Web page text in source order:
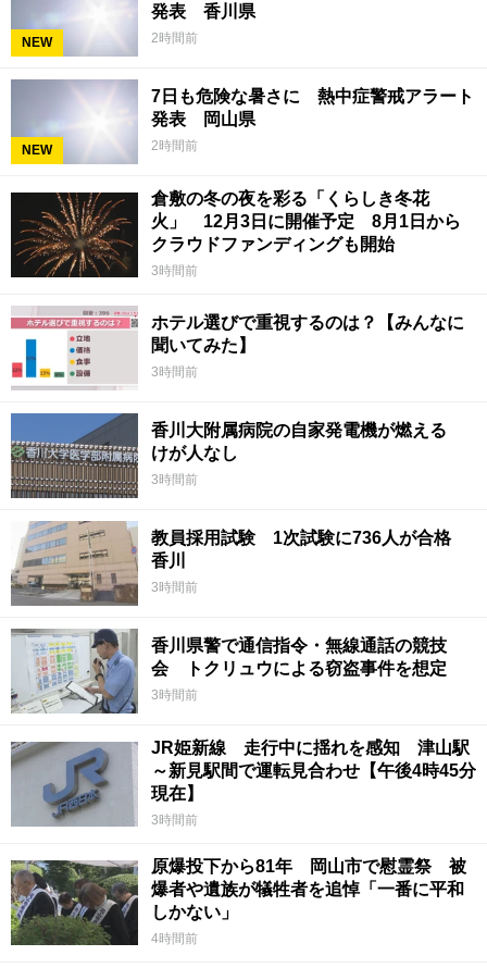
NEW
発表 香川県
2時間前
NEW
7日も危険な暑さに 熱中症警戒アラート
発表 岡山県
2時間前
倉敷の冬の夜を彩る「くらしき冬花
火」 12月3日に開催予定 8月1日から
クラウドファンディングも開始
3時間前
ホテル選びで重視するのは？【みんなに
聞いてみた】
3時間前
香川大附属病院の自家発電機が燃える
けが人なし
3時間前
教員採用試験 1次試験に736人が合格
香川
3時間前
香川県警で通信指令・無線通話の競技
会 トクリュウによる窃盗事件を想定
3時間前
JR姫新線 走行中に揺れを感知 津山駅
～新見駅間で運転見合わせ【午後4時45分
現在】
3時間前
原爆投下から81年 岡山市で慰霊祭 被
爆者や遺族が犠牲者を追悼「一番に平和
しかない」
4時間前